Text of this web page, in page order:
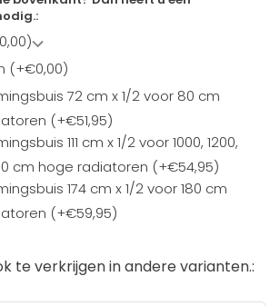
(+€0,00)
72 cm x 1/2 voor 80 cm
(+€51,95)
111 cm x 1/2 voor 1000, 1200,
cm hoge radiatoren (+€54,95)
174 cm x 1/2 voor 180 cm
(+€59,95)
te verkrijgen in andere varianten.: